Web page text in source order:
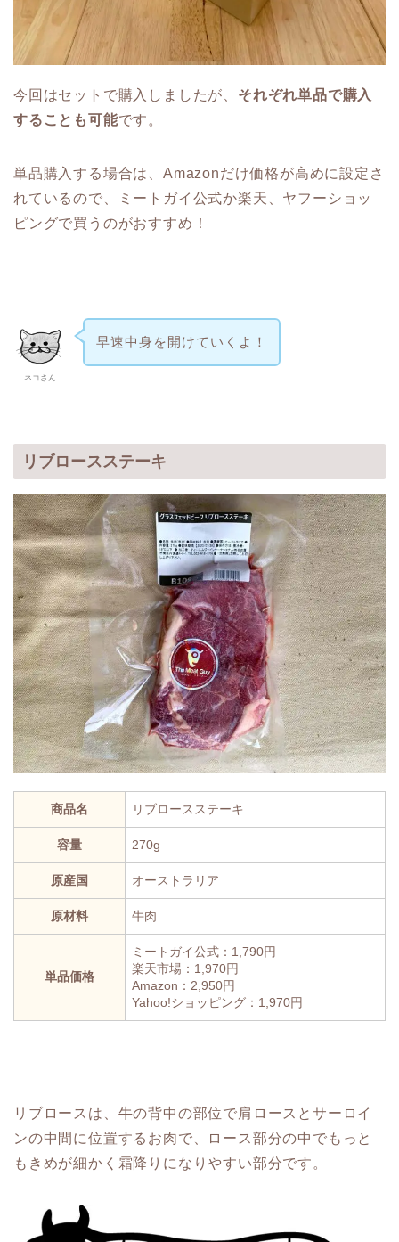
今回はセットで購入しましたが、 それぞれ単品で購入
することも可能です。
単品購入する場合は、Amazonだけ価格が高めに設定さ
れているので、ミートガイ公式か楽天、ヤフーショッ
ピングで買うのがおすすめ！
ネコさん
早速中身を開けていくよ！
リブロースステーキ
商品名 リブロースステーキ
容量 270g
原産国 オーストラリア
原材料 牛肉
単品価格
ミートガイ公式：1,790円
楽天市場：1,970円
Amazon：2,950円
Yahoo!ショッピング：1,970円
リブロースは、牛の背中の部位で肩ロースとサーロイ
ンの中間に位置するお肉で、ロース部分の中でもっと
もきめが細かく霜降りになりやすい部分です。